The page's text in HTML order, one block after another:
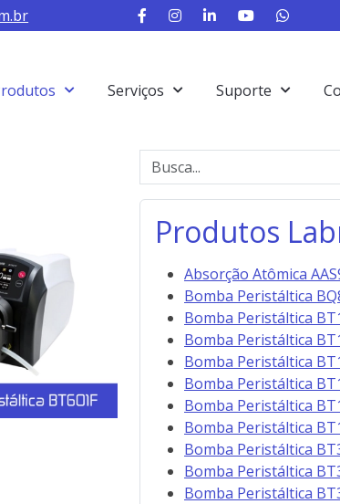
Serviços Suporte
Produtos
Absorção Atômica
Bomba Peristáltica
Bomba Peristáltica
Bomba Peristáltica
Bomba Peristáltica
Bomba Peristáltica
Bomba Peristáltica
Bomba Peristáltica
Bomba Peristáltica
Bomba Peristáltica
Bomba Peristáltica